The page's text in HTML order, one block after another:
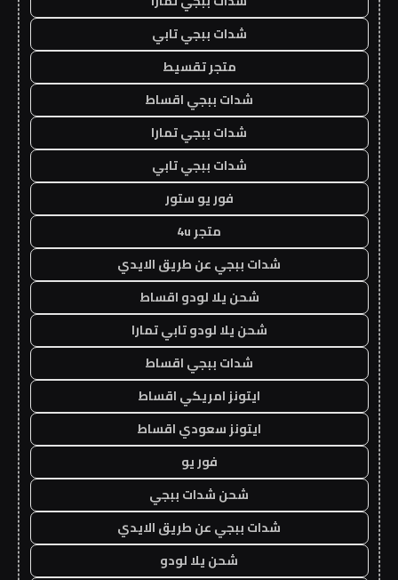
شدات ببجي تابي
متجر تقسيط
شدات ببجي اقساط
شدات ببجي تمارا
شدات ببجي تابي
فور يو ستور
متجر 4u
شدات ببجي عن طريق الايدي
شحن يلا لودو اقساط
شحن يلا لودو تابي تمارا
شدات ببجي اقساط
ايتونز امريكي اقساط
ايتونز سعودي اقساط
فور يو
شحن شدات ببجي
شدات ببجي عن طريق الايدي
شحن يلا لودو